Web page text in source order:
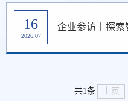
16
2026.07
共1条 上页